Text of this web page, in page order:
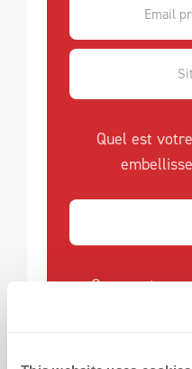
Quel est
Comment